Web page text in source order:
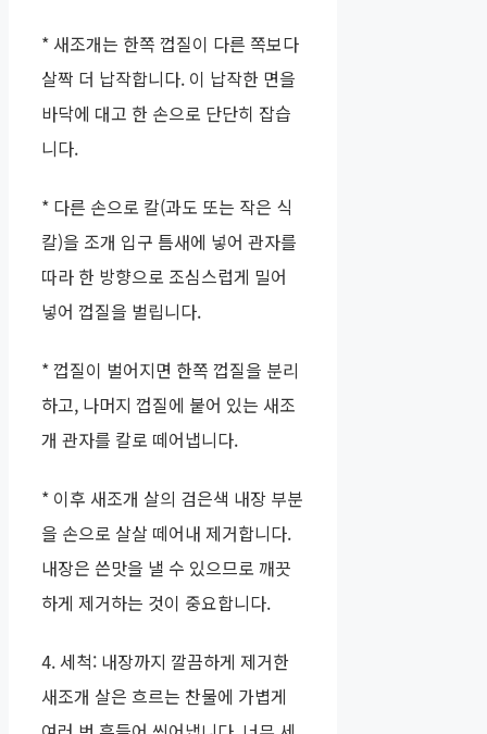
* 새조개는 한쪽 껍질이 다른 쪽보다
살짝 더 납작합니다. 이 납작한 면을
바닥에 대고 한 손으로 단단히 잡습
니다.
* 다른 손으로 칼(과도 또는 작은 식
칼)을 조개 입구 틈새에 넣어 관자를
따라 한 방향으로 조심스럽게 밀어
넣어 껍질을 벌립니다.
* 껍질이 벌어지면 한쪽 껍질을 분리
하고, 나머지 껍질에 붙어 있는 새조
개 관자를 칼로 떼어냅니다.
* 이후 새조개 살의 검은색 내장 부분
을 손으로 살살 떼어내 제거합니다.
내장은 쓴맛을 낼 수 있으므로 깨끗
하게 제거하는 것이 중요합니다.
4. 세척: 내장까지 깔끔하게 제거한
새조개 살은 흐르는 찬물에 가볍게